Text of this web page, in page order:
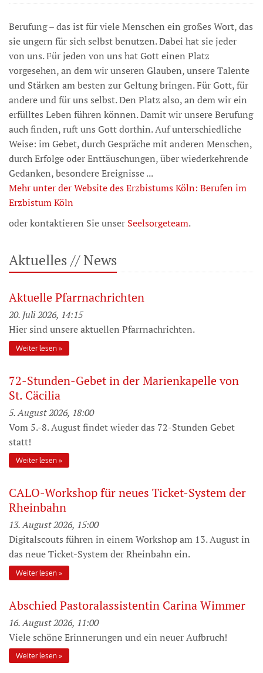
Berufung – das ist für viele Menschen ein großes Wort, das
sie ungern für sich selbst benutzen. Dabei hat sie jeder
von uns. Für jeden von uns hat Gott einen Platz
vorgesehen, an dem wir unseren Glauben, unsere Talente
und Stärken am besten zur Geltung bringen. Für Gott, für
andere und für uns selbst. Den Platz also, an dem wir ein
erfülltes Leben führen können. Damit wir unsere Berufung
auch finden, ruft uns Gott dorthin. Auf unterschiedliche
Weise: im Gebet, durch Gespräche mit anderen Menschen,
durch Erfolge oder Enttäuschungen, über wiederkehrende
Gedanken, besondere Ereignisse ...
Mehr unter der Website des Erzbistums Köln: Berufen im
Erzbistum Köln
oder kontaktieren Sie unser Seelsorgeteam.
Aktuelles // News
Aktuelle Pfarrnachrichten
20. Juli 2026, 14:15
Hier sind unsere aktuellen Pfarrnachrichten.
Weiter lesen
72-Stunden-Gebet in der Marienkapelle von
St. Cäcilia
5. August 2026, 18:00
Vom 5.-8. August findet wieder das 72-Stunden Gebet
statt!
Weiter lesen
CALO-Workshop für neues Ticket-System der
Rheinbahn
13. August 2026, 15:00
Digitalscouts führen in einem Workshop am 13. August in
das neue Ticket-System der Rheinbahn ein.
Weiter lesen
Abschied Pastoralassistentin Carina Wimmer
16. August 2026, 11:00
Viele schöne Erinnerungen und ein neuer Aufbruch!
Weiter lesen